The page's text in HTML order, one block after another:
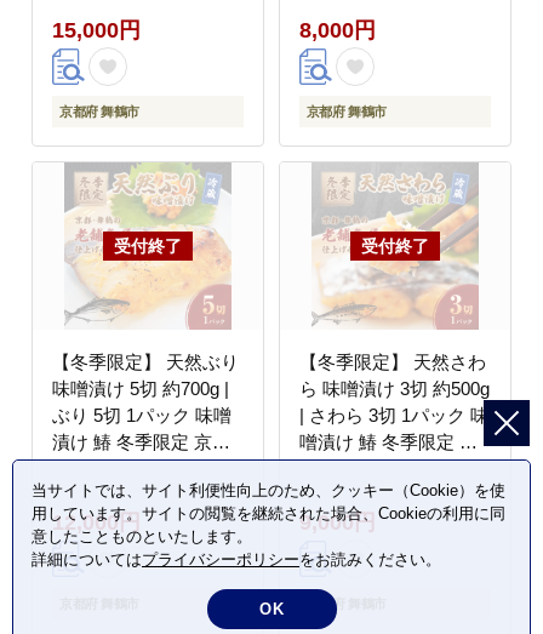
定 京都 舞鶴 若狭湾 日
本海 魚 漬け魚 冷凍 魚
惣菜 海鮮 ギフト 手仕
込み 老舗魚屋 無添加
和食 惣菜 真空パック
15,000円
京都府 舞鶴市
鮮 ギフト 手仕込み 老
舗魚屋 無添加 惣菜セッ
ト ご飯のお供 和食 惣
菜 真空パック
8,000円
京都府 舞鶴市
【冬季限定】 天然ぶり
味噌漬け 5切 約700g |
ぶり 5切 1パック 味噌
漬け 鰆 冬季限定 京都
漬け魚 冷凍 魚惣菜 海
鮮 ギフト 手仕込み 老
舗魚屋 無添加 惣菜セッ
12,000円
【冬季限定】 天然さわ
ら 味噌漬け 3切 約500g
| さわら 3切 1パック 味
噌漬け 鰆 冬季限定 京
魚 漬け魚 冷凍 魚惣菜
海鮮 ギフト 手仕込み
老舗魚屋 無添加 惣菜セ
惣菜 真空パック
9,000円
京都府 舞鶴市
当サイトでは、サイト利便性向上のため、クッキー（Cookie）を使
用しています。サイトの閲覧を継続された場合、Cookieの利用に同
意したことものといたします。
詳細についてはプライバシーポリシーをお読みください。
OK